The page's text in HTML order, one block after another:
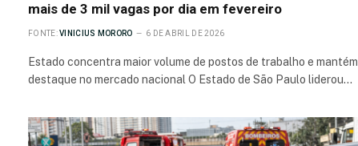
mais de 3 mil vagas por dia em fevereiro
FONTE: VINICIUS MORORO 6 DE ABRIL DE 2026
Estado concentra maior volume de postos de trabalho e mantém
destaque no mercado nacional O Estado de São Paulo liderou…